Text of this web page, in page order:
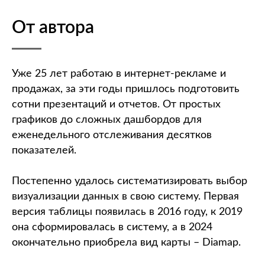
От автора
Уже 25 лет работаю в интернет-рекламе и
продажах, за эти годы пришлось подготовить
сотни презентаций и отчетов. От простых
графиков до сложных дашбордов для
еженедельного отслеживания десятков
показателей.
Постепенно удалось систематизировать выбор
визуализации данных в свою систему. Первая
версия таблицы появилась в 2016 году, к 2019
она сформировалась в систему, а в 2024
окончательно приобрела вид карты – Diamap.